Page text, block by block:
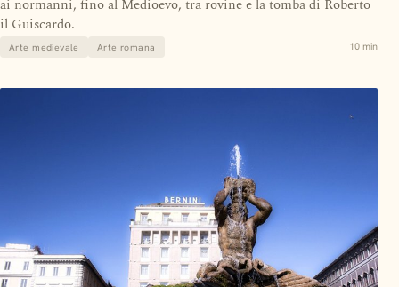
ai normanni, fino al Medioevo, tra rovine e la tomba di Roberto
il Guiscardo.
Arte medievale Arte romana 10 min